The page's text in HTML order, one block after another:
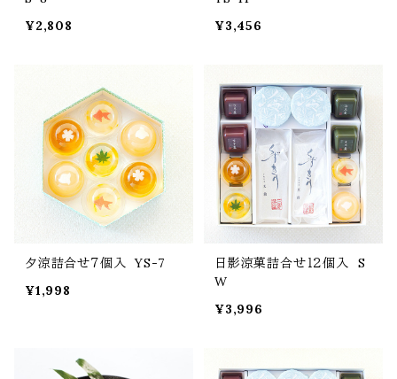
¥2,808
¥3,456
夕涼詰合せ７個入 YS-7
¥1,998
日影涼菓詰合せ１２個入 S
W
¥3,996